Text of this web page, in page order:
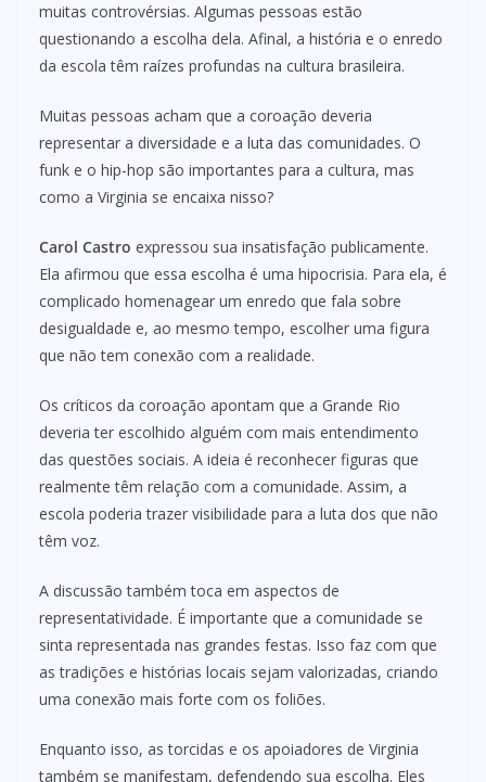
muitas controvérsias. Algumas pessoas estão
questionando a escolha dela. Afinal, a história e o enredo
da escola têm raízes profundas na cultura brasileira.
Muitas pessoas acham que a coroação deveria
representar a diversidade e a luta das comunidades. O
funk e o hip-hop são importantes para a cultura, mas
como a Virginia se encaixa nisso?
Carol Castro expressou sua insatisfação publicamente.
Ela afirmou que essa escolha é uma hipocrisia. Para ela, é
complicado homenagear um enredo que fala sobre
desigualdade e, ao mesmo tempo, escolher uma figura
que não tem conexão com a realidade.
Os críticos da coroação apontam que a Grande Rio
deveria ter escolhido alguém com mais entendimento
das questões sociais. A ideia é reconhecer figuras que
realmente têm relação com a comunidade. Assim, a
escola poderia trazer visibilidade para a luta dos que não
têm voz.
A discussão também toca em aspectos de
representatividade. É importante que a comunidade se
sinta representada nas grandes festas. Isso faz com que
as tradições e histórias locais sejam valorizadas, criando
uma conexão mais forte com os foliões.
Enquanto isso, as torcidas e os apoiadores de Virginia
também se manifestam, defendendo sua escolha. Eles